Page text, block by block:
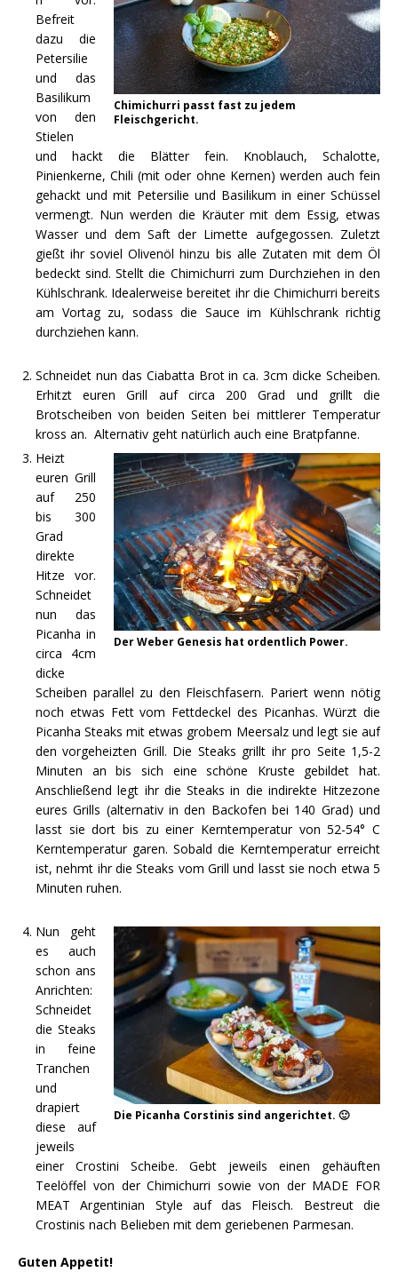
Chimichurri passt fast zu jedem
Fleischgericht.
Befreit
dazu die
Petersilie
und das
Basilikum
von den
Stielen
und hackt die Blätter fein. Knoblauch, Schalotte,
Pinienkerne, Chili (mit oder ohne Kernen) werden auch fein
gehackt und mit Petersilie und Basilikum in einer Schüssel
vermengt. Nun werden die Kräuter mit dem Essig, etwas
Wasser und dem Saft der Limette aufgegossen. Zuletzt
gießt ihr soviel Olivenöl hinzu bis alle Zutaten mit dem Öl
bedeckt sind. Stellt die Chimichurri zum Durchziehen in den
Kühlschrank. Idealerweise bereitet ihr die Chimichurri bereits
am Vortag zu, sodass die Sauce im Kühlschrank richtig
durchziehen kann.
Schneidet nun das Ciabatta Brot in ca. 3cm dicke Scheiben.
Erhitzt euren Grill auf circa 200 Grad und grillt die
Brotscheiben von beiden Seiten bei mittlerer Temperatur
kross an. Alternativ geht natürlich auch eine Bratpfanne.
Der Weber Genesis hat ordentlich Power.
Heizt
euren Grill
auf 250
bis 300
Grad
direkte
Hitze vor.
Schneidet
nun das
Picanha in
circa 4cm
dicke
Scheiben parallel zu den Fleischfasern. Pariert wenn nötig
noch etwas Fett vom Fettdeckel des Picanhas. Würzt die
Picanha Steaks mit etwas grobem Meersalz und legt sie auf
den vorgeheizten Grill. Die Steaks grillt ihr pro Seite 1,5-2
Minuten an bis sich eine schöne Kruste gebildet hat.
Anschließend legt ihr die Steaks in die indirekte Hitzezone
eures Grills (alternativ in den Backofen bei 140 Grad) und
lasst sie dort bis zu einer Kerntemperatur von 52-54° C
Kerntemperatur garen. Sobald die Kerntemperatur erreicht
ist, nehmt ihr die Steaks vom Grill und lasst sie noch etwa 5
Minuten ruhen.
Die Picanha Corstinis sind angerichtet. 🙂
Nun geht
es auch
schon ans
Anrichten:
Schneidet
die Steaks
in feine
Tranchen
und
drapiert
diese auf
jeweils
einer Crostini Scheibe. Gebt jeweils einen gehäuften
Teelöffel von der Chimichurri sowie von der MADE FOR
MEAT Argentinian Style auf das Fleisch. Bestreut die
Crostinis nach Belieben mit dem geriebenen Parmesan.
Guten Appetit!